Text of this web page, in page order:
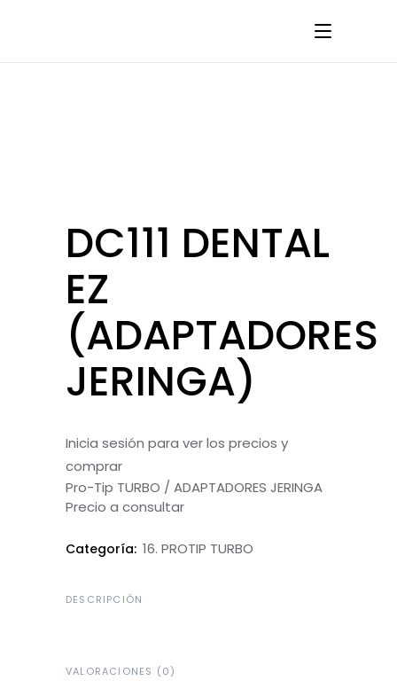
DC111 DENTAL
EZ
(ADAPTADORES
JERINGA)
Inicia sesión para ver los precios y
comprar
Pro-Tip TURBO / ADAPTADORES JERINGA
Precio a consultar
Categoría: 16. PROTIP TURBO
DESCRIPCIÓN
VALORACIONES (0)